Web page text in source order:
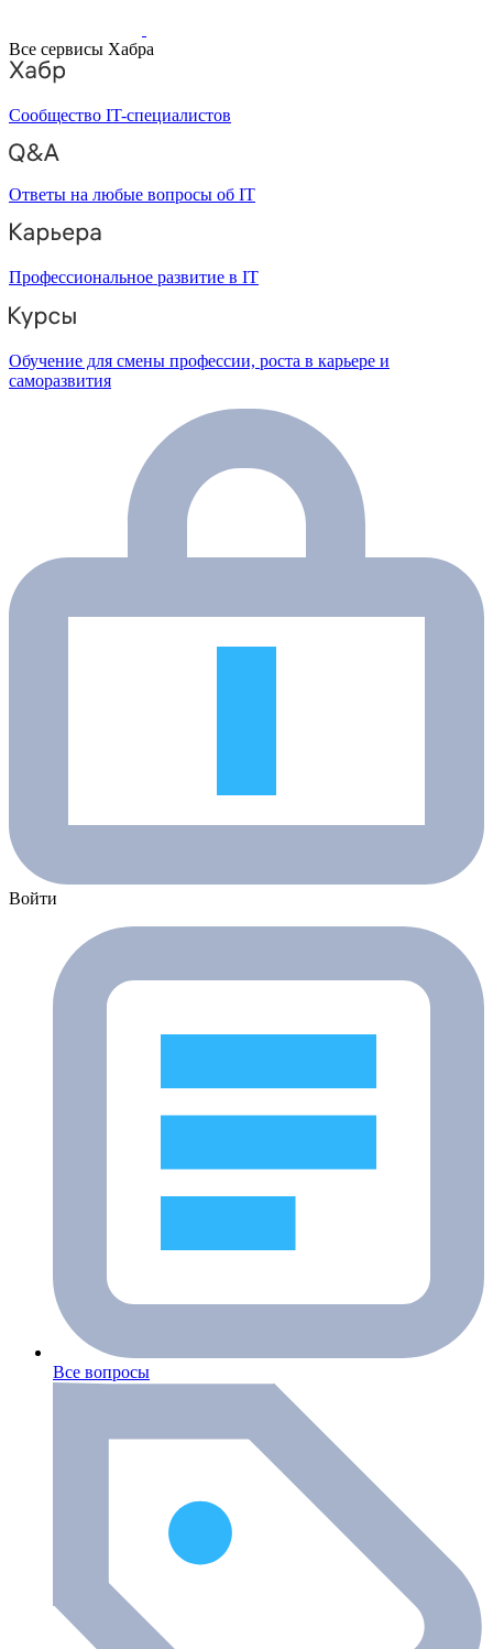
Все сервисы Хабра
Сообщество IT-специалистов
Ответы на любые вопросы об IT
Профессиональное развитие в IT
Обучение для смены профессии, роста в карьере и
саморазвития
Войти
Все вопросы